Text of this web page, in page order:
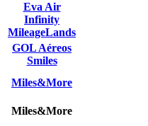
Eva Air
Infinity
MileageLands
GOL Aéreos
Smiles
Miles&More
Miles&More